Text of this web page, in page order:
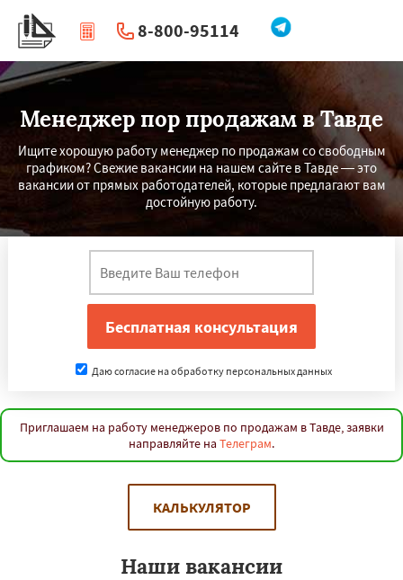
8-800-95114
| Перезвоните мне
Менеджер пор продажам в Тавде
Ищите хорошую работу менеджер по продажам со свободным
графиком? Свежие вакансии на нашем сайте в Тавде — это
вакансии от прямых работодателей, которые предлагают вам
достойную работу.
Даю согласие на обработку персональных данных
Приглашаем на работу менеджеров по продажам в Тавде, заявки
направляйте на Телеграм.
КАЛЬКУЛЯТОР
Наши вакансии